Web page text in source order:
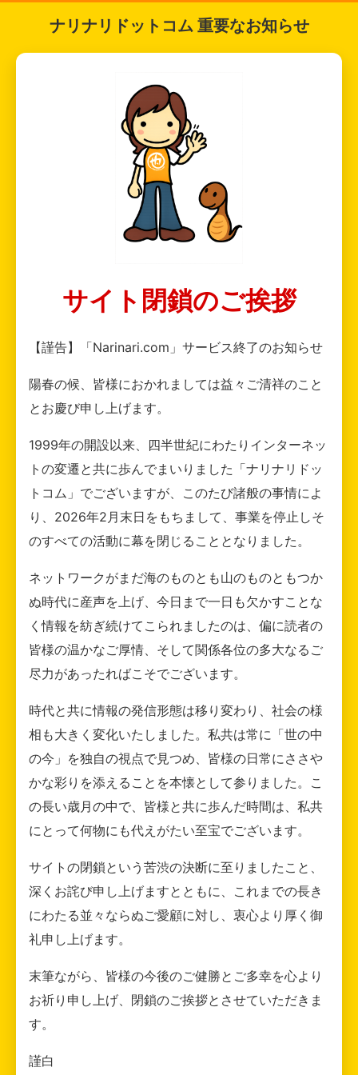
ナリナリドットコム 重要なお知らせ
サイト閉鎖のご挨拶
【謹告】「Narinari.com」サービス終了のお知らせ
陽春の候、皆様におかれましては益々ご清祥のこと
とお慶び申し上げます。
1999年の開設以来、四半世紀にわたりインターネッ
トの変遷と共に歩んでまいりました「ナリナリドッ
トコム」でございますが、このたび諸般の事情によ
り、2026年2月末日をもちまして、事業を停止しそ
のすべての活動に幕を閉じることとなりました。
ネットワークがまだ海のものとも山のものともつか
ぬ時代に産声を上げ、今日まで一日も欠かすことな
く情報を紡ぎ続けてこられましたのは、偏に読者の
皆様の温かなご厚情、そして関係各位の多大なるご
尽力があったればこそでございます。
時代と共に情報の発信形態は移り変わり、社会の様
相も大きく変化いたしました。私共は常に「世の中
の今」を独自の視点で見つめ、皆様の日常にささや
かな彩りを添えることを本懐として参りました。こ
の長い歳月の中で、皆様と共に歩んだ時間は、私共
にとって何物にも代えがたい至宝でございます。
サイトの閉鎖という苦渋の決断に至りましたこと、
深くお詫び申し上げますとともに、これまでの長き
にわたる並々ならぬご愛顧に対し、衷心より厚く御
礼申し上げます。
末筆ながら、皆様の今後のご健勝とご多幸を心より
お祈り申し上げ、閉鎖のご挨拶とさせていただきま
す。
謹白